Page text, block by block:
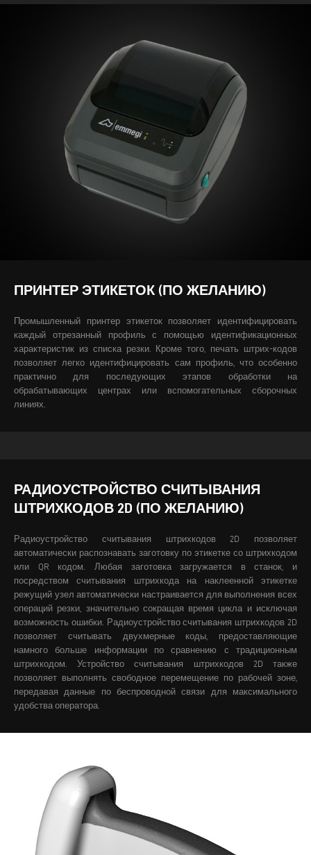
ПРИНТЕР ЭТИКЕТОК (ПО ЖЕЛАНИЮ)
Промышленный принтер этикеток позволяет идентифицировать
каждый отрезанный профиль с помощью идентификационных
характеристик из списка резки. Кроме того, печать штрих-кодов
позволяет легко идентифицировать сам профиль, что особенно
практично для последующих этапов обработки на
обрабатывающих центрах или вспомогательных сборочных
линиях.
РАДИОУСТРОЙСТВО СЧИТЫВАНИЯ
ШТРИХКОДОВ 2D (ПО ЖЕЛАНИЮ)
Радиоустройство считывания штрихкодов 2D позволяет
автоматически распознавать заготовку по этикетке со штрихкодом
или QR кодом. Любая заготовка загружается в станок, и
посредством считывания штрихкода на наклеенной этикетке
режущий узел автоматически настраивается для выполнения всех
операций резки, значительно сокращая время цикла и исключая
возможность ошибки.
Радиоустройство считывания штрихкодов 2D
позволяет считывать двухмерные коды, предоставляющие
намного больше информации по сравнению с традиционным
штрихкодом. Устройство считывания штрихкодов 2D также
позволяет выполнять свободное перемещение по рабочей зоне,
передавая данные по беспроводной связи для максимального
удобства оператора.